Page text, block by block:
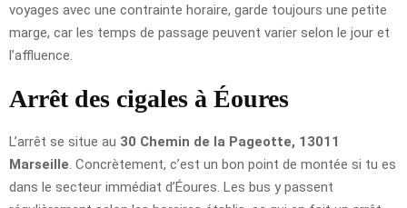
voyages avec une contrainte horaire, garde toujours une petite
marge, car les temps de passage peuvent varier selon le jour et
l’affluence.
Arrêt des cigales à Éoures
L’arrêt se situe au 30 Chemin de la Pageotte, 13011
Marseille . Concrètement, c’est un bon point de montée si tu es
dans le secteur immédiat d’Éoures. Les bus y passent